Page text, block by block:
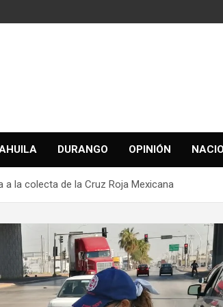
DURANGO OPINIÓN
la colecta de la Cruz Roja Mexicana